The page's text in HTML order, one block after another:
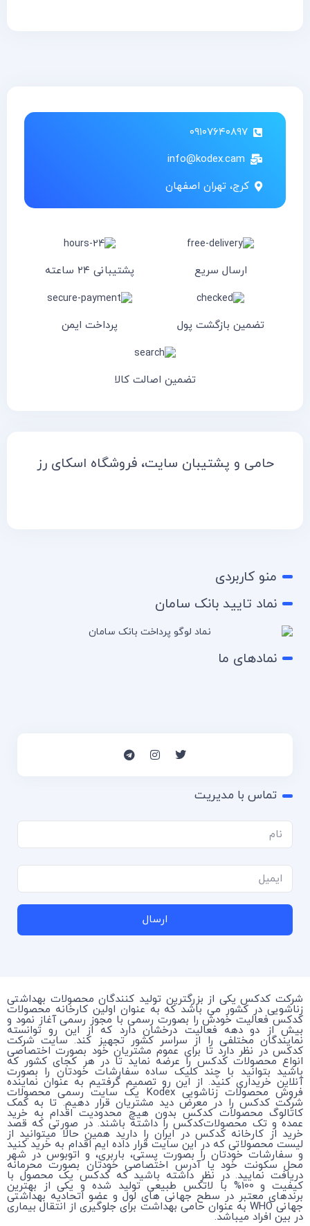
۰۹۱۰۷۶۴۰۸۹۷
info@kodex.cam
کرج، تهران اصفهان
ارسال سریع پشتیبانی ۲۴ ساعته
تضمین بازگشت پول پرداخت ایمن
تضمین اصالت کالا
حامی و پشتیبان سایت، فروشگاه اسکای رز
منو کاربردی
نماد تایید بانک سامان
نمادهای ما
تماس با مدیریت
ارسال
شرکت کدکس یکی از بزرگترین تولید کنندگان محصولات بهداشتی
زناشویی در کشور می باشد که به عنوان اولین کارخانه محصولات
کدکس فعالیت خودش را بصورت رسمی با مجوز رسمی آغاز نمود و
بیش از دو دهه فعالیت درخشان دارد که از این رو توانسته
نمایندگان مختلفی را از سراسر کشور تجهیز کند. سایت شرکت
کدکس در نظر دارد تا برای عموم مشتریان خود بصورت اختصاصی
انواع محصولات کدکس را عرضه نماید تا در هر کجای کشور که
باشید بتوانید با چند کلیک ساده سفارشات خودتان را بصورت
آنلاین خریداری کنید. از این رو تصمیم گرفتیم به عنوان نماینده
فروش محصولات زناشویی Kodex یک سایت رسمی محصولات
شرکت کدکس را در معرض دید مشتریان قرار دهیم. تا به کمک
کاتالوگ محصولات کدکس بدون هیچ محدودیت اقدام به خرید
عمده و تک محصولات‌کدکس را داشته باشند. در صورتی که قصد
خرید از کارخانه کدکس در ایران را دارید همین حالا میتوانید از
لیست محصولاتی که در این سایت قرار داده ایم اقدام به خرید کنید
و سفارشات خودتان را بصورت پستی، باربری، و اتوبوس در شهر
محل سکونت خود یا آدرس اختصاصی خودتان بصورت محرمانه
دریافت نمایید. در نظر داشته باشید که کدکس یک محصول با
کیفیت و 100% با لاتکس طبیعی تولید شده و یکی از بهترین
برندهای معتبر در سطح جهانی های لول و عضو اتحادیه بهداشتی
جهانی WHO به عنوان حامی بهداشت برای جلوگیری از انتقال بیماری
در بین افراد میباشد.